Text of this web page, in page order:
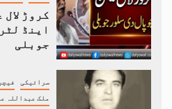
کروڑ
اینڈ
جوبلی
سرائیکی
ملک عبداللہ